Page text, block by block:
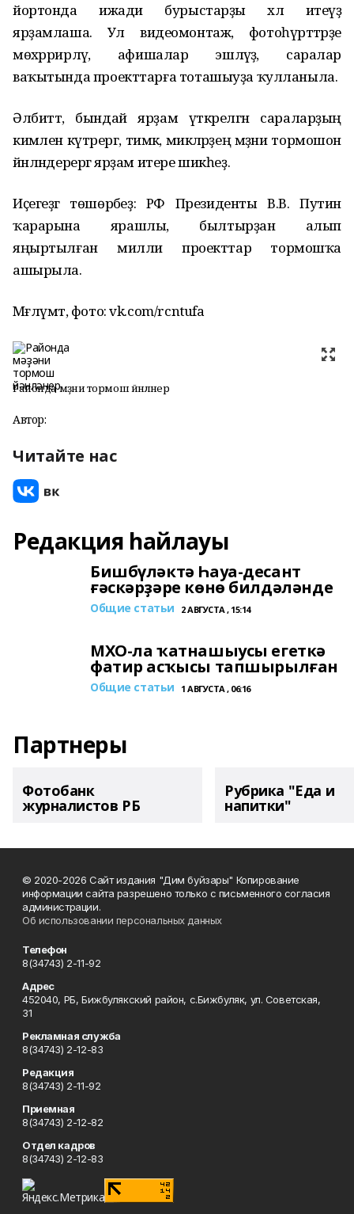
йортонда ижади бурыстарҙы хәл итеүҙә
ярҙамлаша. Ул видеомонтаж, фотоһүрәттәрҙе
мөхәррирләү, афишалар эшләүҙә, саралар
ваҡытында проекттарға тоташыуҙа ҡулланыла.
Әлбиттә, бындай ярҙам үткәрелгән сараларҙың
кимәлен күтәрергә, тимәк, миәкәләрҙең мәҙәни тормошон
йәнләндерергә ярҙам итере шикһеҙ.
Иҫегеҙгә төшөрәбеҙ: РФ Президенты В.В. Путин
ҡарарына ярашлы, былтырҙан алып
яңыртылған милли проекттар тормошҡа
ашырыла.
Мәғлүмәт, фото: vk.com/rcntufa
Районда мәҙәни тормош йәнләнер
Автор:
Читайте нас
Редакция һайлауы
Бишбүләктә Һауа-десант
ғәскәрҙәре көнө билдәләнде
Общие статьи 2 АВГУСТА , 15:14
МХО-ла ҡатнашыусы егеткә
фатир асҡысы тапшырылған
Общие статьи 1 АВГУСТА , 06:16
Партнеры
Фотобанк
журналистов РБ
Рубрика "Еда и
напитки"
© 2020-2026 Сайт издания "Дим буйзары" Копирование
информации сайта разрешено только с письменного согласия
администрации.
Об использовании персональных данных
Телефон
8(34743) 2-11-92
Адрес
452040, РБ, Бижбулякский район, с.Бижбуляк, ул. Советская,
31
Рекламная служба
8(34743) 2-12-83
Редакция
8(34743) 2-11-92
Приемная
8(34743) 2-12-82
Отдел кадров
8(34743) 2-12-83